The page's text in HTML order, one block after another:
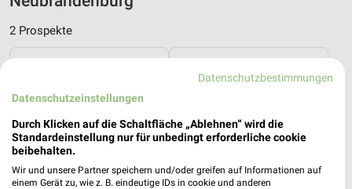
2 Prospekte
Datenschutzbestimmungen
Datenschutzeinstellungen
Durch Klicken auf die Schaltfläche „Ablehnen“ wird die
Standardeinstellung nur für unbedingt erforderliche cookie
beibehalten.
Wir und unsere Partner speichern und/oder greifen auf Informationen auf
einem Gerät zu, wie z. B. eindeutige IDs in cookie und anderen